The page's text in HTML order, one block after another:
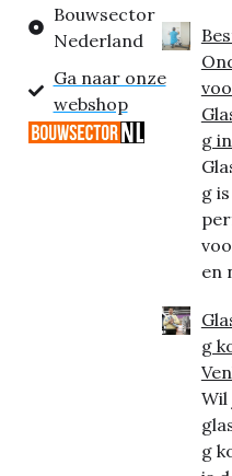
Bouwsector
Nederland
Ga naar onze
webshop
g
g
en
g
Wil
g